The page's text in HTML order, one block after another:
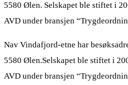
5580 Ølen. Selskapet ble stiftet i
AVD under bransjen
Nav Vindafjord-etne har
5580 Ølen.Selskapet ble stiftet i
AVD under bransjen